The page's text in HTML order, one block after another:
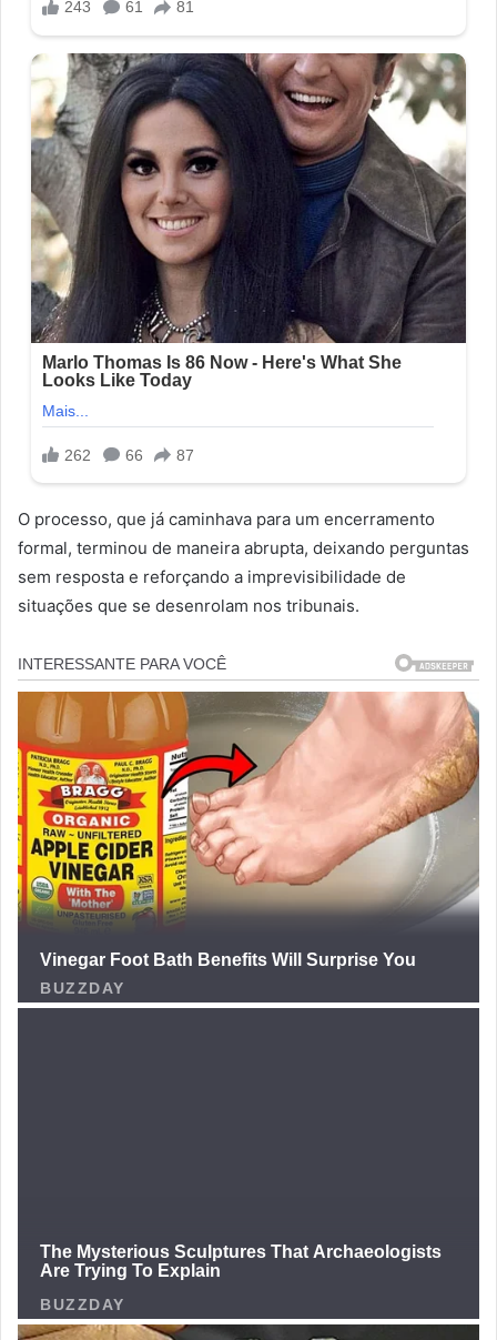
O processo, que já caminhava para um encerramento
formal, terminou de maneira abrupta, deixando perguntas
sem resposta e reforçando a imprevisibilidade de
situações que se desenrolam nos tribunais.